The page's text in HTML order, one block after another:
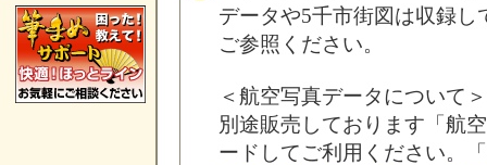
データや5千市街図は収録
ご参照ください。
＜航空写真データについて＞
別途販売しております「航
ードしてご利用ください。